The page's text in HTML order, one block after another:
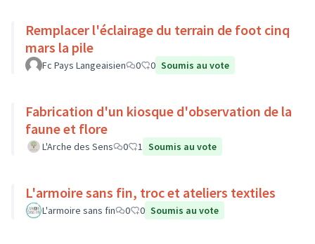
Remplacer l'éclairage du terrain de foot cinq
mars la pile
Fc Pays Langeaisien 0 0 Soumis au vote
Fabrication d'un kiosque d'observation de la
faune et flore
L'Arche des Sens 0 1 Soumis au vote
L'armoire sans fin, troc et ateliers textiles
L'armoire sans fin 0 0 Soumis au vote